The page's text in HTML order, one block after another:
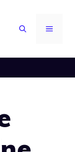
MENU